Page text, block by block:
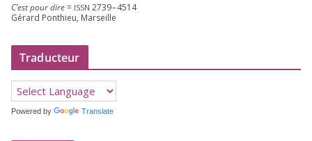
C’est pour dire= ISSN 2739–4514
Gérard Ponthieu, Marseille
Traducteur
Powered by Translate